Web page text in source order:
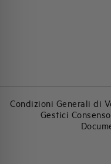
Condizioni Generali di
Gestici Consenso